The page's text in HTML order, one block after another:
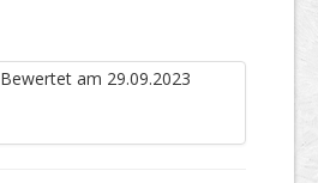
Bewertet am 29.09.2023